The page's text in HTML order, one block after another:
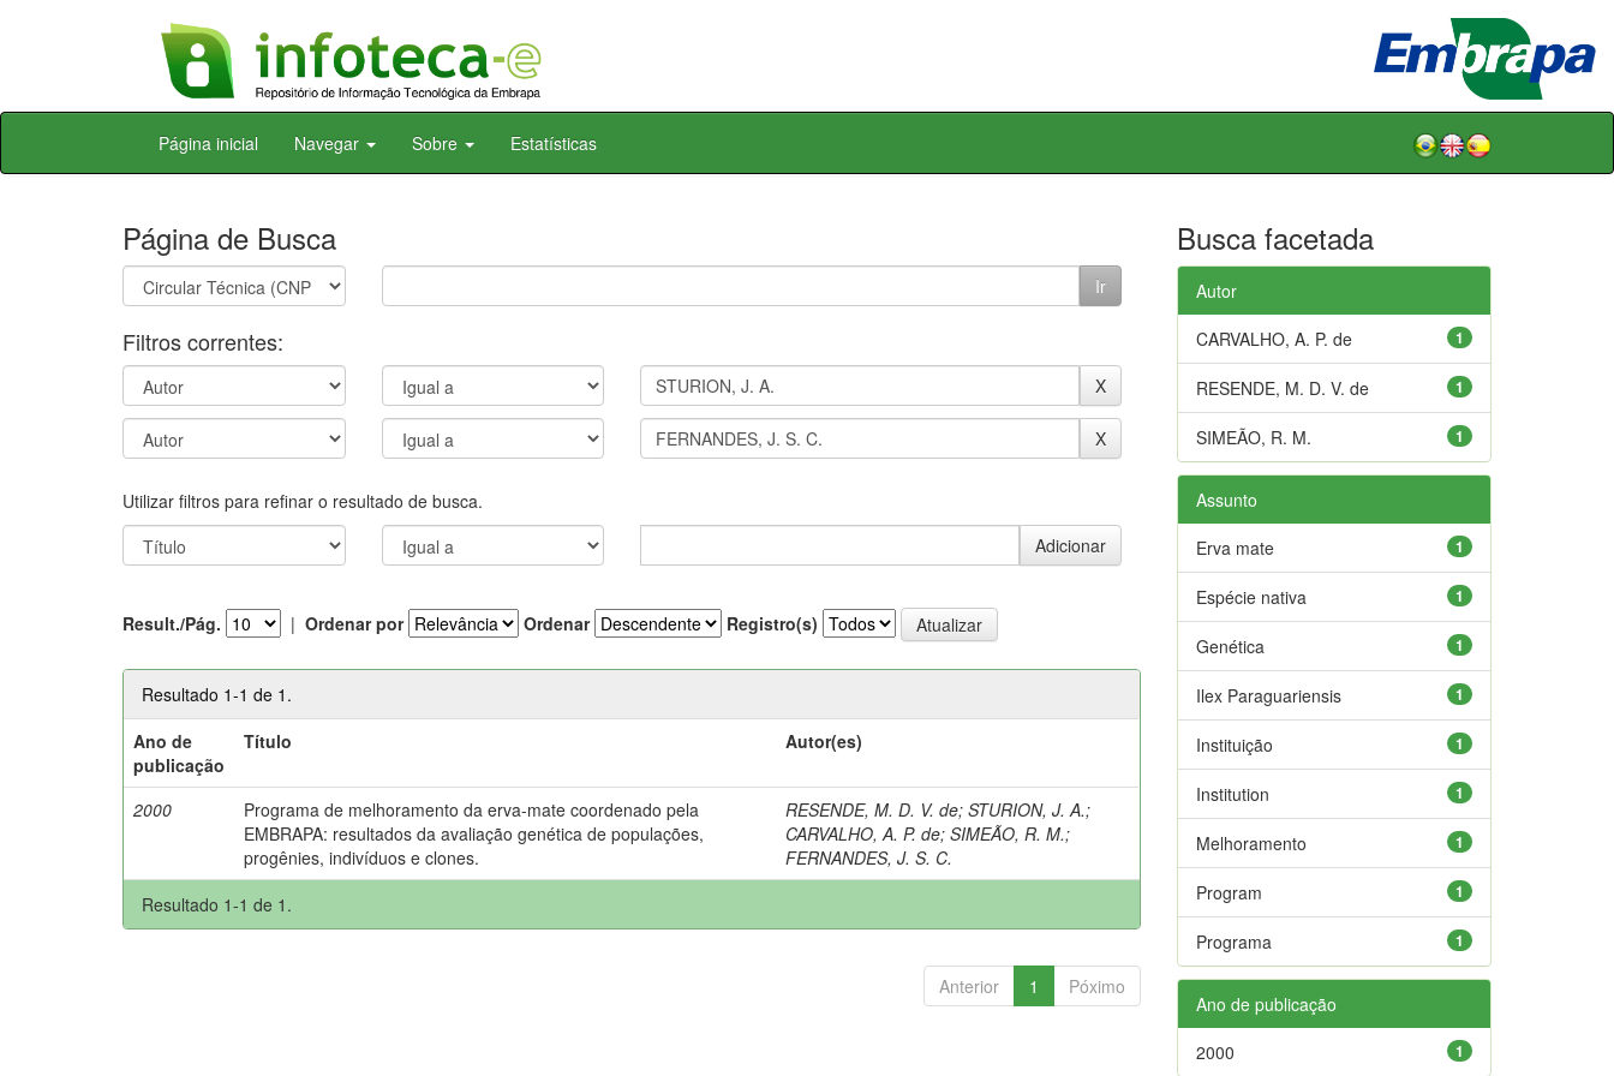
Skip
Página inicial Navegar Sobre Estatísticas
Página de Busca
Filtros correntes:
Utilizar filtros para refinar o resultado de busca.
Result./Pág. | Ordenar por Ordenar Registro(s)
Resultado 1-1 de 1.
Ano de
publicação
Título Autor(es)
2000
Programa de melhoramento da erva-mate coordenado pela
EMBRAPA: resultados da avaliação genética de populações,
progênies, indivíduos e clones.
RESENDE, M. D. V. de;STURION, J. A.;
CARVALHO, A. P. de;SIMEÃO, R. M.;
FERNANDES, J. S. C.
Resultado 1-1 de 1.
Anterior 1 Póximo
Busca facetada
Autor
1
CARVALHO, A. P. de
1
RESENDE, M. D. V. de
1
SIMEÃO, R. M.
Assunto
1
Erva mate
1
Espécie nativa
1
Genética
1
Ilex Paraguariensis
1
Instituição
1
Institution
1
Melhoramento
1
Program
1
Programa
Ano de publicação
1
2000